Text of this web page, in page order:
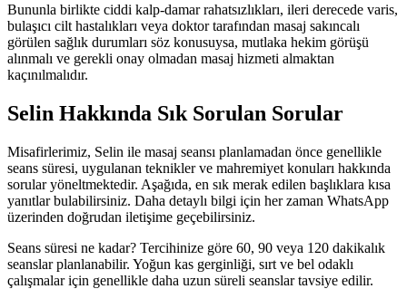
Bununla birlikte ciddi kalp-damar rahatsızlıkları, ileri derecede varis,
bulaşıcı cilt hastalıkları veya doktor tarafından masaj sakıncalı
görülen sağlık durumları söz konusuysa, mutlaka hekim görüşü
alınmalı ve gerekli onay olmadan masaj hizmeti almaktan
kaçınılmalıdır.
Selin Hakkında Sık Sorulan Sorular
Misafirlerimiz, Selin ile masaj seansı planlamadan önce genellikle
seans süresi, uygulanan teknikler ve mahremiyet konuları hakkında
sorular yöneltmektedir. Aşağıda, en sık merak edilen başlıklara kısa
yanıtlar bulabilirsiniz. Daha detaylı bilgi için her zaman WhatsApp
üzerinden doğrudan iletişime geçebilirsiniz.
Seans süresi ne kadar? Tercihinize göre 60, 90 veya 120 dakikalık
seanslar planlanabilir. Yoğun kas gerginliği, sırt ve bel odaklı
çalışmalar için genellikle daha uzun süreli seanslar tavsiye edilir.